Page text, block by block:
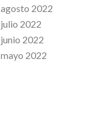
agosto 2022
julio 2022
junio 2022
mayo 2022